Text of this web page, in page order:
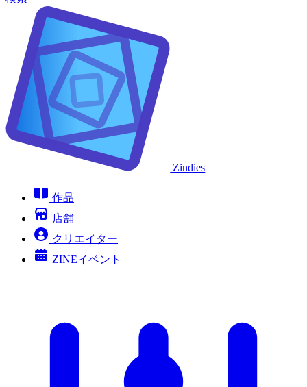
Zindies
作品
店舗
クリエイター
ZINEイベント